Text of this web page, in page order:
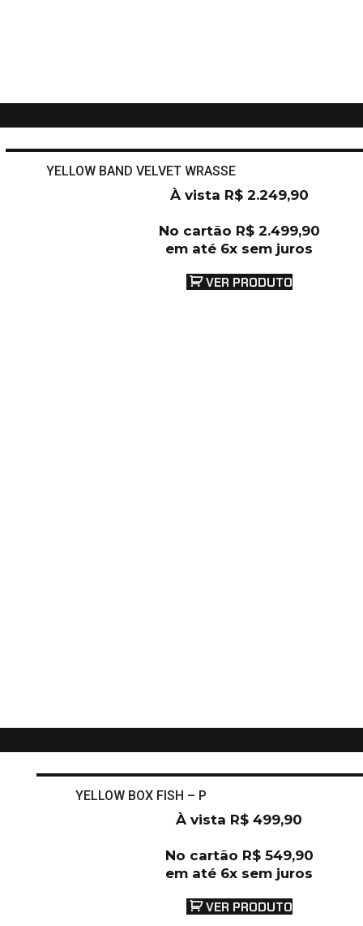
YELLOW BAND VELVET WRASSE
À vista R$2.249,90
No cartão R$2.499,90
em até 6x sem juros
VER PRODUTO
YELLOW BOX FISH – P
À vista R$ 499,90
No cartão R$549,90
em até 6x sem juros
VER PRODUTO